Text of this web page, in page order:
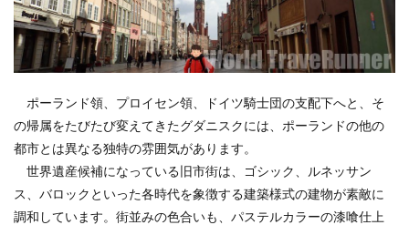
ポーランド領、プロイセン領、ドイツ騎士団の支配下へと、そ
の帰属をたびたび変えてきたグダニスクには、ポーランドの他の
都市とは異なる独特の雰囲気があります。
世界遺産候補になっている旧市街は、ゴシック、ルネッサン
ス、バロックといった各時代を象徴する建築様式の建物が素敵に
調和しています。街並みの色合いも、パステルカラーの漆喰仕上